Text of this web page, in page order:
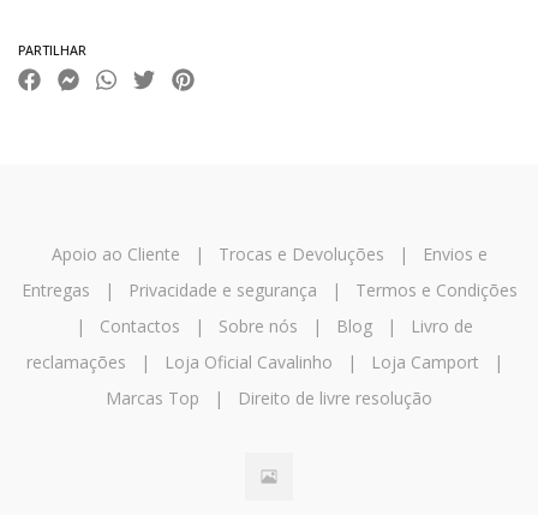
PARTILHAR
Apoio ao Cliente | Trocas e Devoluções |
Envios e
Entregas | Privacidade e segurança | Termos e Condições
| Contactos | Sobre nós | Blog|
Livro de
reclamações | Loja Oficial Cavalinho | Loja Camport |
Marcas Top | Direito de livre resolução